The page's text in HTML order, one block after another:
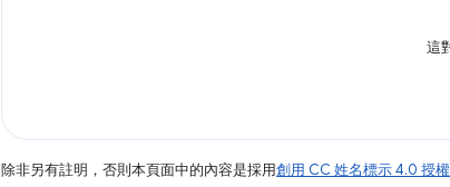
這
除非另有註明，否則本頁面中的內容是採用創用 CC 姓名標示 4.0 授權